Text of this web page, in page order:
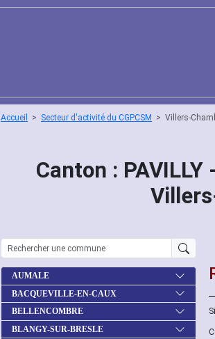
Accueil Secteur d'activité du CGPCSM Villers-
Canton :
AUMALE
BACQUEVILLE-EN-CAUX
BELLENCOMBRE
BLANGY-SUR-BRESLE